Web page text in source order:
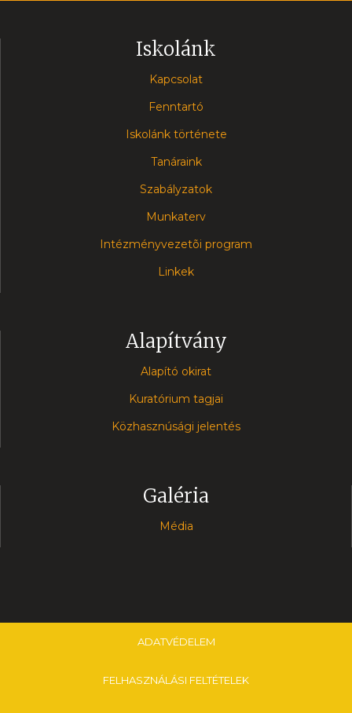
Iskolánk
Kapcsolat
Fenntartó
Iskolánk története
Tanáraink
Szabályzatok
Munkaterv
Intézményvezetõi program
Linkek
Alapítvány
Alapító okirat
Kuratórium tagjai
Közhasznúsági jelentés
Galéria
Média
ADATVÉDELEM
FELHASZNÁLÁSI FELTÉTELEK